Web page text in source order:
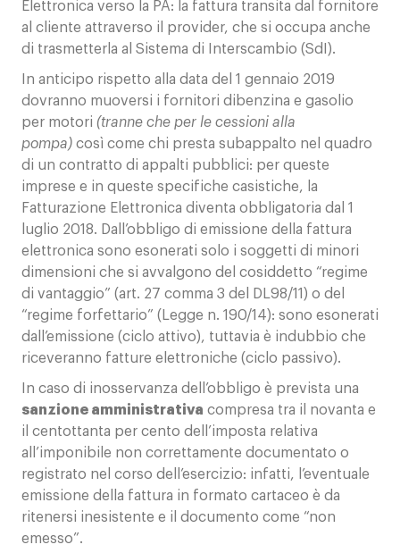
Elettronica verso la PA: la fattura transita dal fornitore
al cliente attraverso il provider, che si occupa anche
di trasmetterla al Sistema di Interscambio (SdI).
In anticipo rispetto alla data del 1 gennaio 2019
dovranno muoversi i fornitori dibenzina e gasolio
per motori (tranne che per le cessioni alla
pompa) così come chi presta subappalto nel quadro
di un contratto di appalti pubblici: per queste
imprese e in queste specifiche casistiche, la
Fatturazione Elettronica diventa obbligatoria dal 1
luglio 2018. Dall’obbligo di emissione della fattura
elettronica sono esonerati solo i soggetti di minori
dimensioni che si avvalgono del cosiddetto “regime
di vantaggio” (art. 27 comma 3 del DL98/11) o del
“regime forfettario” (Legge n. 190/14): sono esonerati
dall’emissione (ciclo attivo), tuttavia è indubbio che
riceveranno fatture elettroniche (ciclo passivo).
In caso di inosservanza dell’obbligo è prevista una
sanzione amministrativa compresa tra il novanta e
il centottanta per cento dell’imposta relativa
all’imponibile non correttamente documentato o
registrato nel corso dell’esercizio: infatti, l’eventuale
emissione della fattura in formato cartaceo è da
ritenersi inesistente e il documento come “non
emesso”.